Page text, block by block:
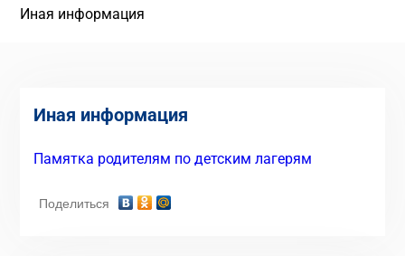
Иная информация
Иная информация
Памятка родителям по детским лагерям
Поделиться